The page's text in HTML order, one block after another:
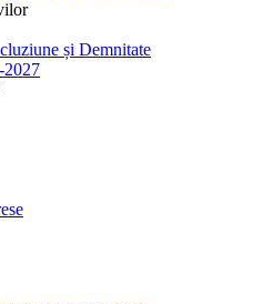
și Demnitate
2027